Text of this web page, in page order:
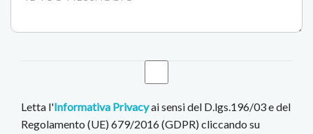
Letta l'Informativa Privacyai sensi del D.lgs.196/03 e del
Regolamento (UE) 679/2016 (GDPR) cliccando su